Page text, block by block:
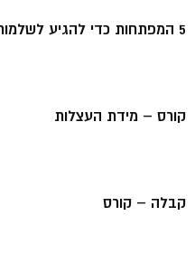
5 המפתחות כדי להגיע לשלמות
קורס – מידת העצלות
קבלה – קורס